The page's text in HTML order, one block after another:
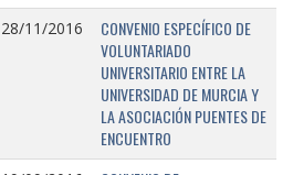
28/11/2016
CONVENIO ESPECÍFICO DE
VOLUNTARIADO
UNIVERSITARIO ENTRE LA
UNIVERSIDAD DE MURCIA Y
LA ASOCIACIÓN PUENTES DE
ENCUENTRO